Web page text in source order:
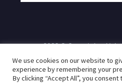
2023 © Copyrights
Sito realizzato da:
Policy
We use cookies on our website to
experience by remembering your
By clicking “Accept All”, you